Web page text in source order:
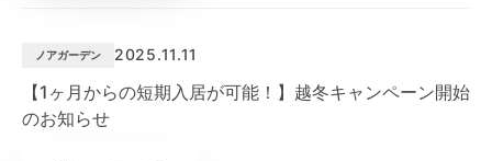
ノアガーデン 2025.11.11
【1ヶ月からの短期入居が可能！】越冬キャンペーン開始
のお知らせ